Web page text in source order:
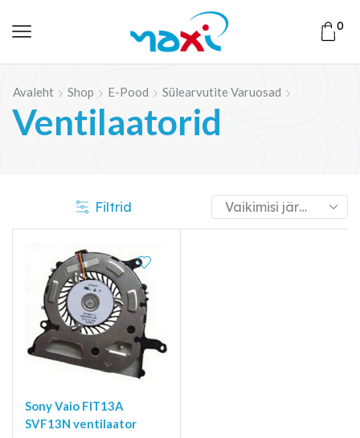
0
Avaleht Shop E-Pood Sülearvutite Varuosad
Ventilaatorid
Filtrid
Sony Vaio FIT13A
SVF13N ventilaator